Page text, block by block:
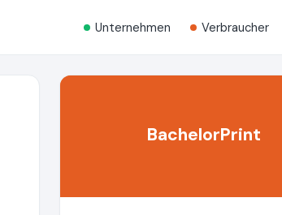
Unternehmen Verbraucher
BachelorPrint